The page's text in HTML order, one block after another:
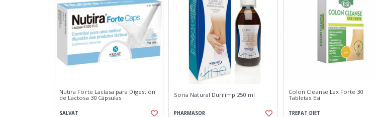
Nutira Forte Lactasa para Digestión
de Lactosa 30 Cápsulas
SALVAT
Soria Natural Durilimp 250 ml
PHARMASOR
Colon Cleanse Lax Forte 30
Tabletas Esi
TREPAT DIET